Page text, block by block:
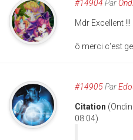
#14904 Par
Mdr Excellent !!!
ô merci c'est
#14905Par
Citation
08:04)